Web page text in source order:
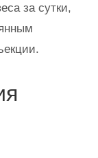
за сутки,